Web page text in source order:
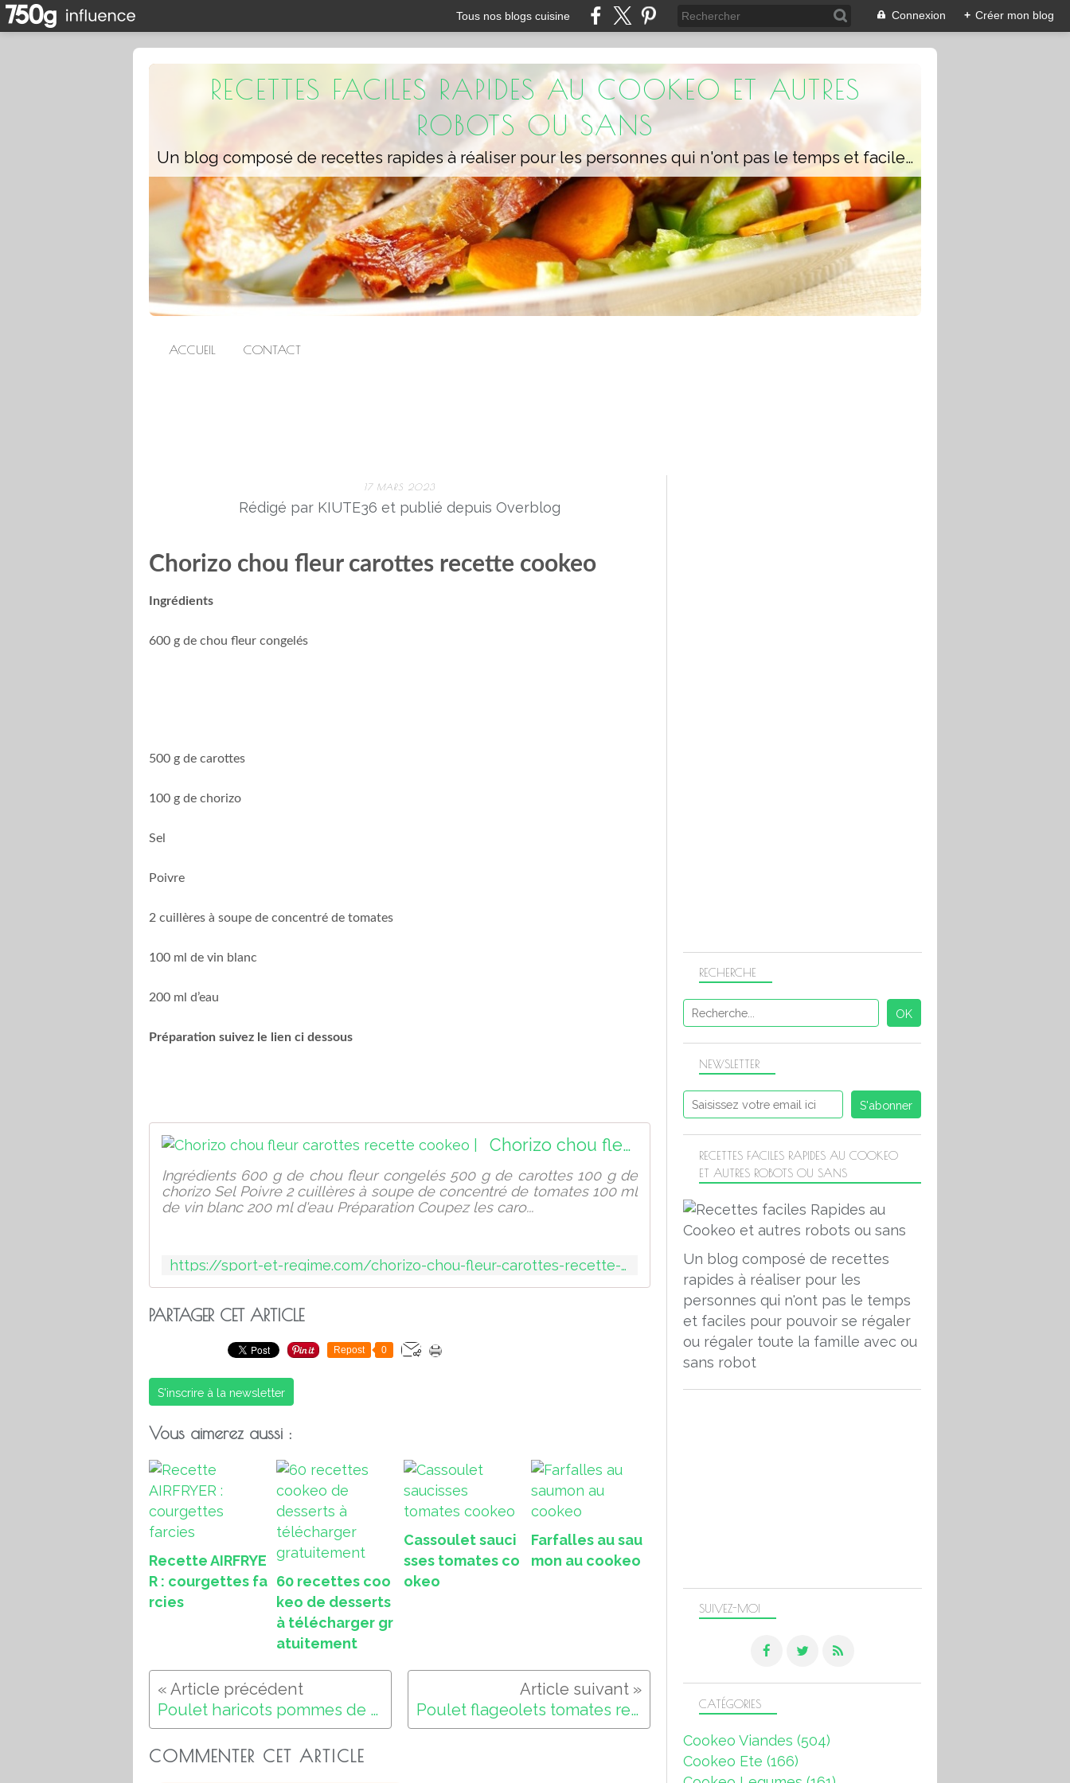
Tous nos blogs cuisine Connexion + Créer mon blog
RECETTES FACILES RAPIDES AU COOKEO ET AUTRES
ROBOTS OU SANS
Un blog composé de recettes rapides à réaliser pour les personnes qui n'ont pas le temps et faciles pour pouvoir se régaler ou régaler toute la famille avec ou sans robot
ACCUEIL CONTACT
17 MARS 2023
Rédigé par KIUTE36 et publié depuis Overblog
Chorizo chou fleur carottes recette cookeo
Ingrédients
600 g de chou fleur congelés
500 g de carottes
100 g de chorizo
Sel
Poivre
2 cuillères à soupe de concentré de tomates
100 ml de vin blanc
200 ml d’eau
Préparation suivez le lien ci dessous
Chorizo chou fleur carottes recette cookeo |
Ingrédients 600 g de chou fleur congelés 500 g de carottes 100 g de
chorizo Sel Poivre 2 cuillères à soupe de concentré de tomates 100 ml
de vin blanc 200 ml d'eau Préparation Coupez les caro...
https://sport-et-regime.com/chorizo-chou-fleur-carottes-recette-cookeo/
PARTAGER CET ARTICLE
Repost 0
S'inscrire à la newsletter
Vous aimerez aussi :
Recette AIRFRYE
R : courgettes fa
rcies
60 recettes coo
keo de desserts
à télécharger gr
atuitement
Cassoulet sauci
sses tomates co
okeo
Farfalles au sau
mon au cookeo
Poulet haricots pommes de terre recette cookeo Poulet flageolets tomates recette cookeo
COMMENTER CET ARTICLE
NEWSLETTER
SUIVEZ-MOI
RECHERCHE
RECETTES FACILES RAPIDES AU COOKEO
ET AUTRES ROBOTS OU SANS
Un blog composé de recettes
rapides à réaliser pour les
personnes qui n'ont pas le temps
et faciles pour pouvoir se régaler
ou régaler toute la famille avec ou
sans robot
CATÉGORIES
Cookeo Viandes (504)
Cookeo Ete (166)